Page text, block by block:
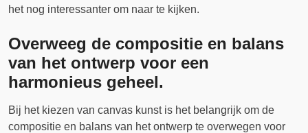
het nog interessanter om naar te kijken.
Overweeg de compositie en balans
van het ontwerp voor een
harmonieus geheel.
Bij het kiezen van canvas kunst is het belangrijk om de
compositie en balans van het ontwerp te overwegen voor